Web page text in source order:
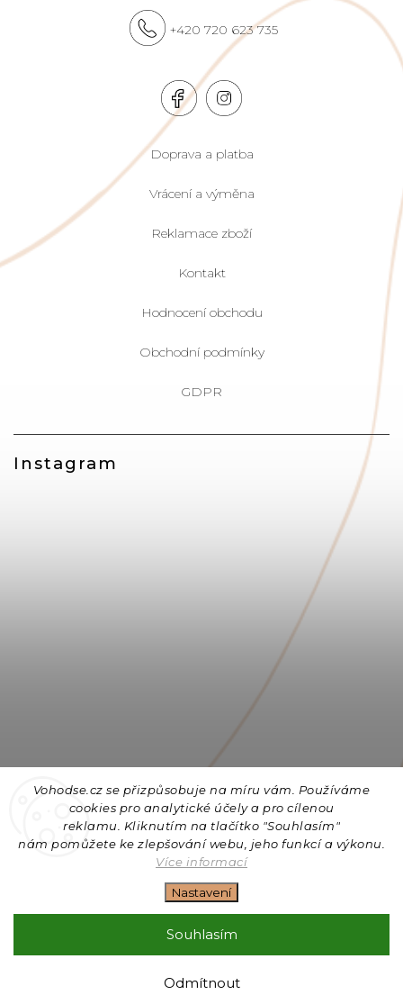
Vohodse.cz se přizpůsobuje na míru vám. Používáme
cookies pro analytické účely a pro cílenou
reklamu. Kliknutím na tlačítko "Souhlasím"
nám pomůžete ke zlepšování webu, jeho funkcí a výkonu.
Více informací
Nastavení
Odmítnout
Souhlasím
Instagram
Sledovat na Instagramu
+420 720 623 735
Doprava a platba
Vrácení a výměna
Reklamace zboží
Kontakt
Hodnocení obchodu
Obchodní podmínky
GDPR
Copyright 2026Vohodse.cz. Všechna práva vyhrazena.
Upravit nastavení cookies